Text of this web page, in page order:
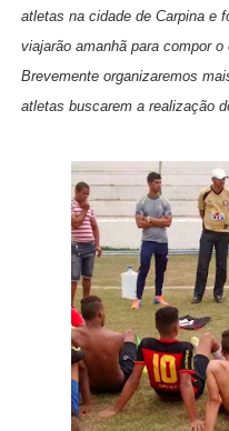
atletas na cidade de Carpina e
viajarão amanhã para compor
Brevemente organizaremos
atletas buscarem a realização